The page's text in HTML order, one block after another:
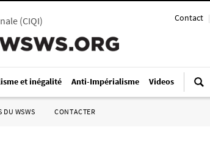
Contact |
(CIQI)
et inégalité Anti-Impérialisme Videos
DU WSWS CONTACTER